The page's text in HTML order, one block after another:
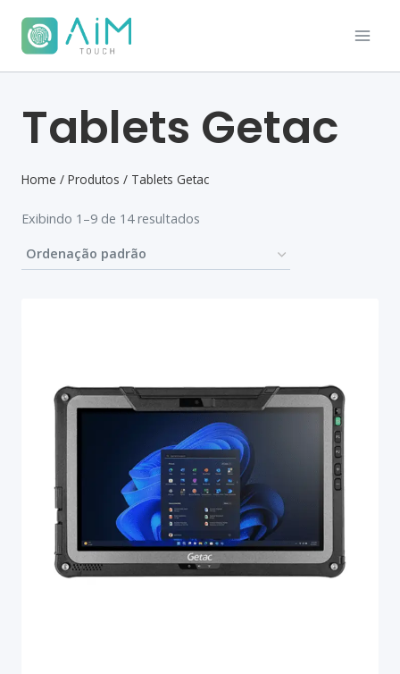
Tablets Getac
Home / Produtos / Tablets Getac
Exibindo 1–9 de 14 resultados